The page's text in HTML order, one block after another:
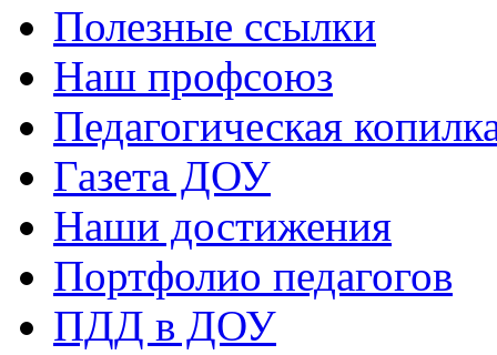
Полезные ссылки
Наш профсоюз
Педагогическая
Газета ДОУ
Наши достижения
Портфолио педагогов
ПДД в ДОУ